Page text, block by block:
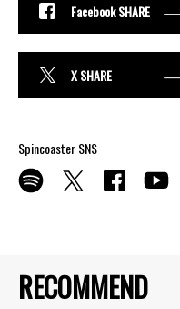
RECOMMEND
Facebook SHARE
X SHARE
Spincoaster SNS